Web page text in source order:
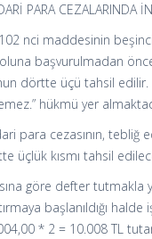
PARA CEZALARINDA
102 nci maddesinin
başvurulmadan
dörtte üçü tahsil edilir.
hükmü yer
para cezasının,
üçlük kısmı tahsil
göre defter tutmakla
başlanıldığı
* 2 = 10.008 TL